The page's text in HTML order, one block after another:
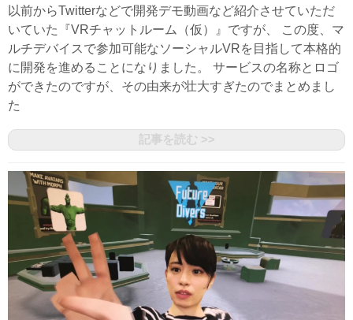
以前からTwitterなどで開発デモ動画など紹介させていただ
いていた『VRチャットルーム（仮）』ですが、 この度、マ
ルチデバイスで参加可能なソーシャルVRを目指して本格的
に開発を進めることになりました。 サービスの名称とロゴ
ができたのですが、その由来が壮大すぎたのでまとめまし
た
記事を読む >>